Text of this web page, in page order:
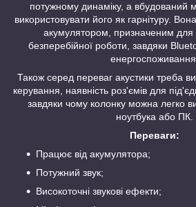
потужному динаміку, а вбудований
використовувати його як гарнітуру.
акумулятором, призначеним для
безперебійної роботи, завдяки
Також серед переваг акустики треба
керування, наявність роз'ємів для
завдяки чому колонку можна легко
ноутбука або ПК.
Переваги:
Працює від акумулятора;
Потужний звук;
Високоточні звукові ефекти;